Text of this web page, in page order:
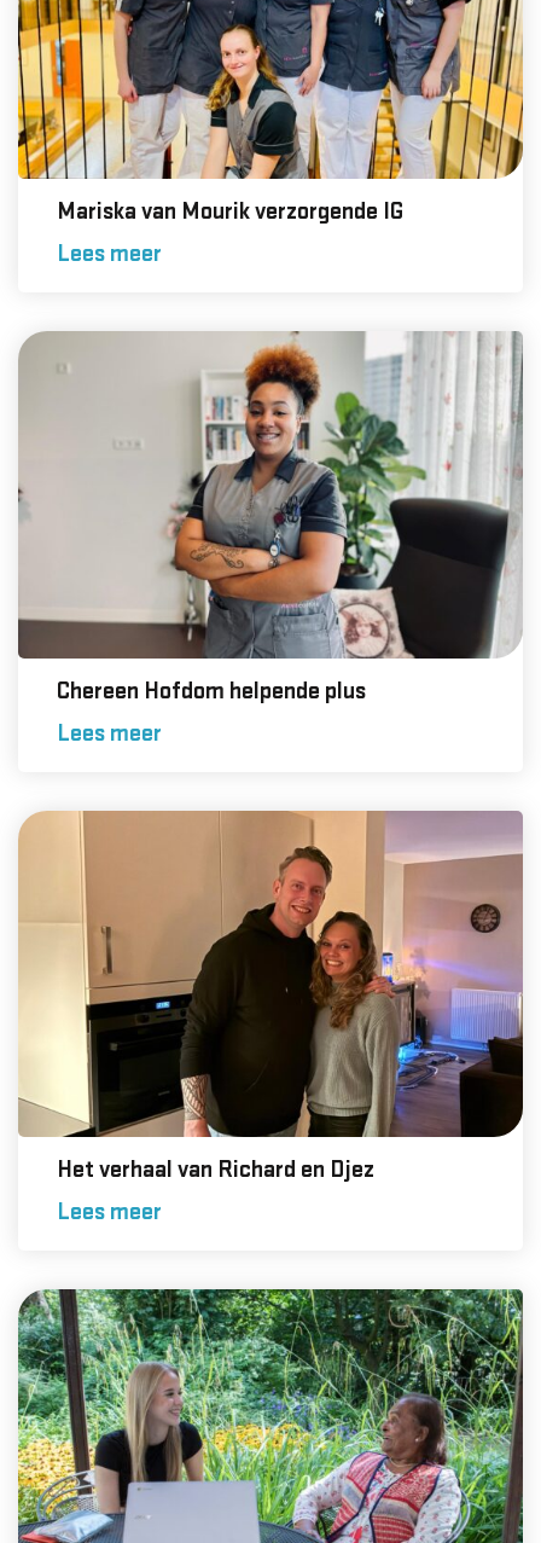
Mariska van Mourik verzorgende IG
Lees meer
Chereen Hofdom helpende plus
Lees meer
Het verhaal van Richard en Djez
Lees meer